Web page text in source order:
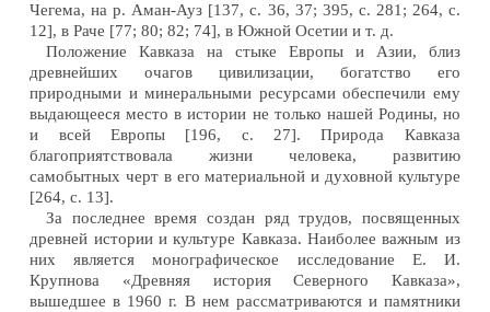
Чегема, на р. Аман-Ауз [137, с. 36, 37; 395, с. 281; 264, с.
12], в Раче [77; 80; 82; 74], в Южной Осетии и т. д.
Положение Кавказа на стыке Европы и Азии, близ
древнейших очагов цивилизации, богатство его
природными и минеральными ресурсами обеспечили ему
выдающееся место в истории не только нашей Родины, но
и всей Европы [196, с. 27]. Природа Кавказа
благоприятствовала жизни человека, развитию
самобытных черт в его материальной и духовной культуре
[264, с. 13].
За последнее время создан ряд трудов, посвященных
древней истории и культуре Кавказа. Наиболее важным из
них является монографическое исследование Е. И.
Крупнова «Древняя история Северного Кавказа»,
вышедшее в 1960 г. В нем рассматриваются и памятники